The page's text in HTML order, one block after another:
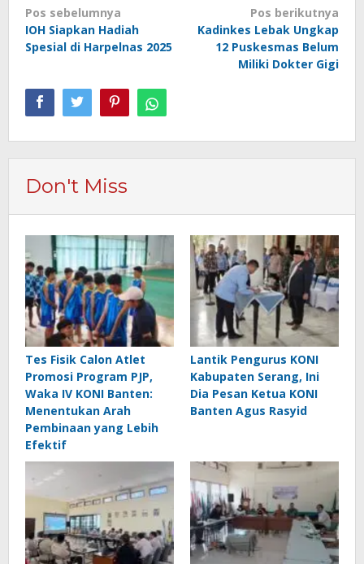
Navigasi
pos
Pos sebelumnya
IOH Siapkan Hadiah
Spesial di Harpelnas 2025
Pos berikutnya
Kadinkes Lebak Ungkap
12 Puskesmas Belum
Miliki Dokter Gigi
Don't Miss
Tes Fisik Calon Atlet
Promosi Program PJP,
Waka IV KONI Banten:
Menentukan Arah
Pembinaan yang Lebih
Efektif
Lantik Pengurus KONI
Kabupaten Serang, Ini
Dia Pesan Ketua KONI
Banten Agus Rasyid